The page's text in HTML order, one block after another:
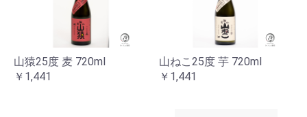
山猿25度 麦 720ml
￥1,441
山ねこ25度 芋 720ml
￥1,441